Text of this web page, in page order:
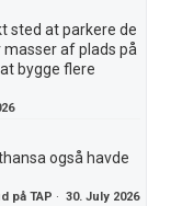
sted at parkere de
masser af plads på
bygge flere
også havde
på TAP ·30. July 2026